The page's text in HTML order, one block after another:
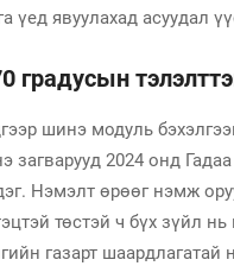
үед явуулахад асуудал
градусын
шинэ модуль
загварууд 2024 онд
Нэмэлт өрөөг нэмж
төстэй ч бүх зүйл
газарт шаардлагатай